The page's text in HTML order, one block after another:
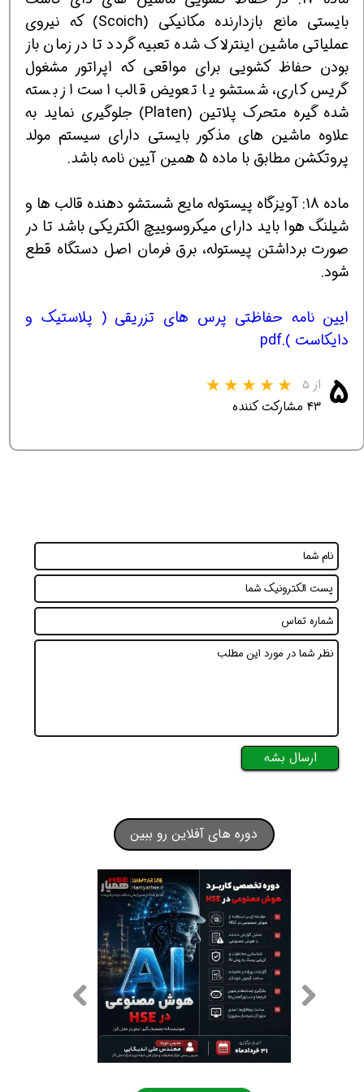
بایستی مانع بازدارنده مکانیکی (Scoich) که نیروی
عملیاتی ماشین اینترلاک شده تعبیه گردد تا در زمان باز
بودن حفاظ کشویی برای مواقعی که اپراتور مشغول
گریس کاری، شستشو یا تعویض قالب است از بسته
شده گیره متحرک پلاتین (Platen) جلوگیری نماید به
علاوه ماشین های مذکور بایستی دارای سیستم مولد
پروتکشن مطابق با ماده 5 همین آیین نامه باشد.
ماده 18: آویزگاه پیستوله مایع شستشو دهنده قالب ها و
شیلنگ هوا باید دارای میکروسوییچ الکتریکی باشد تا در
صورت برداشتن پیستوله، برق فرمان اصل دستگاه قطع
شود.
ایین نامه حفاظتی پرس های تزریقی ( پلاستیک و
دایکاست ).pdf
۵ از ۵
۴۳ مشارکت کننده
ارسال بشه
دوره های آفلاین رو ببین